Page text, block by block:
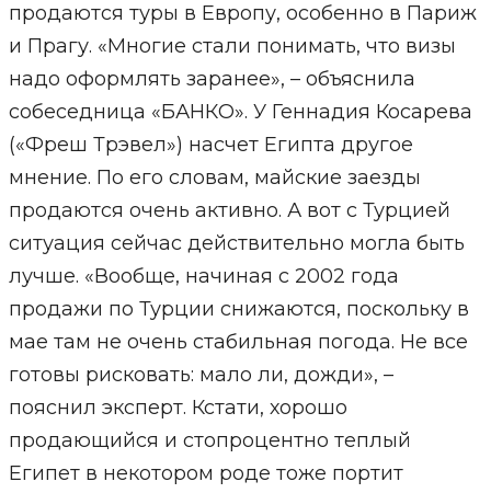
продаются туры в Европу, особенно в Париж
и Прагу. «Многие стали понимать, что визы
надо оформлять заранее», – объяснила
собеседница «БАНКО». У Геннадия Косарева
(«Фреш Трэвел») насчет Египта другое
мнение. По его словам, майские заезды
продаются очень активно. А вот с Турцией
ситуация сейчас действительно могла быть
лучше. «Вообще, начиная с 2002 года
продажи по Турции снижаются, поскольку в
мае там не очень стабильная погода. Не все
готовы рисковать: мало ли, дожди», –
пояснил эксперт. Кстати, хорошо
продающийся и стопроцентно теплый
Египет в некотором роде тоже портит